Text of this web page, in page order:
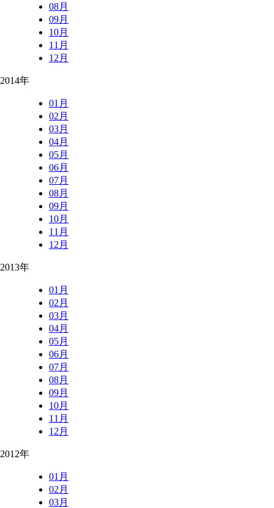
08月
09月
10月
11月
12月
2014年
01月
02月
03月
04月
05月
06月
07月
08月
09月
10月
11月
12月
2013年
01月
02月
03月
04月
05月
06月
07月
08月
09月
10月
11月
12月
2012年
01月
02月
03月